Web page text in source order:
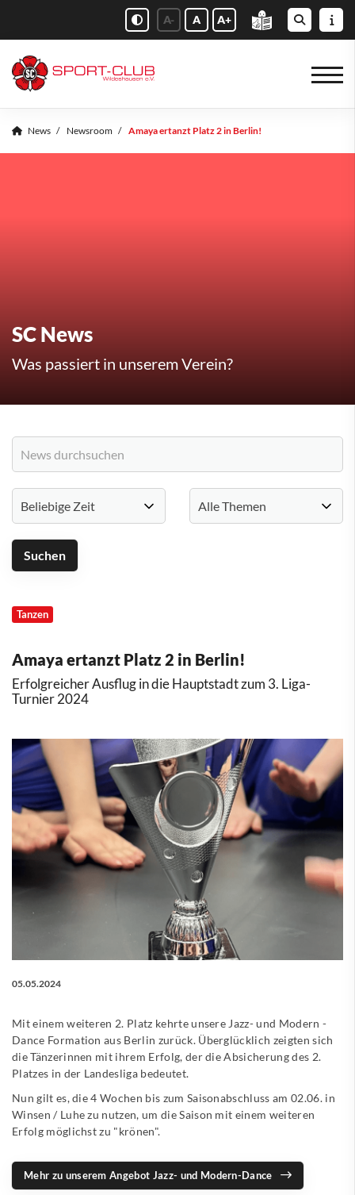
A- A A+
News Newsroom Amaya ertanzt Platz 2 in Berlin!
SC News
Was passiert in unserem Verein?
Tanzen
Amaya ertanzt Platz 2 in Berlin!
Erfolgreicher Ausflug in die Hauptstadt zum 3. Liga-
Turnier 2024
05.05.2024
Mit einem weiteren 2. Platz kehrte unsere Jazz- und Modern -
Dance Formation aus Berlin zurück. Überglücklich zeigten sich
die Tänzerinnen mit ihrem Erfolg, der die Absicherung des 2.
Platzes in der Landesliga bedeutet.
Nun gilt es, die 4 Wochen bis zum Saisonabschluss am 02.06. in
Winsen / Luhe zu nutzen, um die Saison mit einem weiteren
Erfolg möglichst zu "krönen".
Mehr zu unserem Angebot Jazz- und Modern-Dance